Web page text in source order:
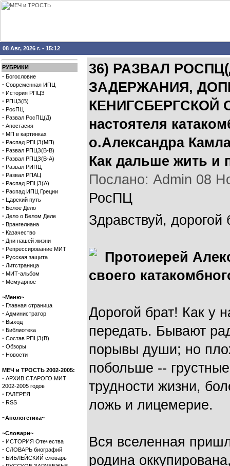
08 Авг, 2026 г. - 15:12
РУБРИКИ
· Богословие
· Современная ИПЦ
· История РПЦЗ
· РПЦЗ(В)
· РосПЦ
· Развал РосПЦ(Д)
· Апостасия
· МП в картинках
· Распад РПЦЗ(МП)
· Развал РПЦЗ(В-В)
· Развал РПЦЗ(В-А)
· Развал РИПЦ
· Развал РПАЦ
· Распад РПЦЗ(А)
· Распад ИПЦ Греции
· Царский путь
· Белое Дело
· Дело о Белом Деле
· Врангелиана
· Казачество
· Дни нашей жизни
· Репрессирование МИТ
· Русская защита
· Литстраница
· МИТ-альбом
· Мемуарное
~Меню~
· Главная страница
· Администратор
· Выход
· Библиотека
· Состав РПЦЗ(В)
· Обзоры
· Новости
МЕЧ и ТРОСТЬ 2002-2005:
· АРХИВ СТАРОГО МИТ
2002-2005 годов
· ГАЛЕРЕЯ
· RSS
~Апологетика~
~Словари~
· ИСТОРИЯ Отечества
· СЛОВАРЬ биографий
· БИБЛЕЙСКИЙ словарь
36) РАЗВАЛ
ЗАДЕРЖАНИЯ,
настоятеля
о.Александра
Как дальше жить и
Послано: Admin 08
РосПЦ
Здравствуй,
Протоиерей
своего
Дорогой брат! Как у
передать. Бывают
порывы души; но
побольше --
трудности жизни,
ложь и лицемерие.
Вся вселенная
родина